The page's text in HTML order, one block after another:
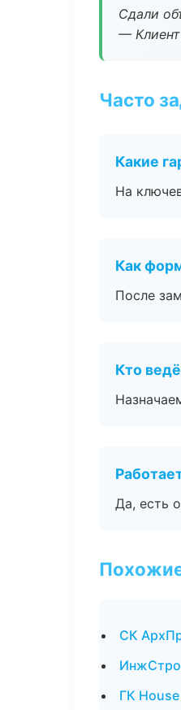
Сдали
—
Часто
Какие
На
Как
После
Кто
Да, есть
СК
ГК